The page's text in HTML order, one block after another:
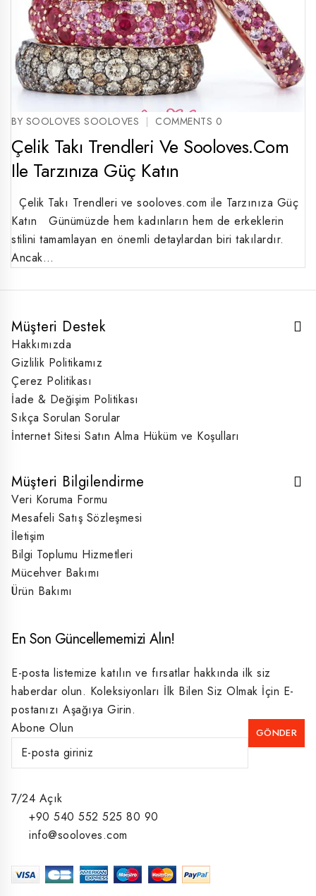
BY SOOLOVES SOOLOVES COMMENTS 0
Çelik Takı Trendleri Ve Sooloves.com
Ile Tarzınıza Güç Katın
Çelik Takı Trendleri ve sooloves.com ile Tarzınıza Güç
Katın Günümüzde hem kadınların hem de erkeklerin
stilini tamamlayan en önemli detaylardan biri takılardır.
Ancak…
Müşteri Destek
Hakkımızda
Gizlilik Politikamız
Çerez Politikası
İade & Değişim Politikası
Sıkça Sorulan Sorular
İnternet Sitesi Satın Alma Hüküm ve Koşulları
Müşteri Bilgilendirme
Veri Koruma Formu
Mesafeli Satış Sözleşmesi
İletişim
Bilgi Toplumu Hizmetleri
Mücehver Bakımı
Ürün Bakımı
En Son Güncellememizi Alın!
E-posta listemize katılın ve fırsatlar hakkında ilk siz
haberdar olun. Koleksiyonları İlk Bilen Siz Olmak İçin E-
postanızı Aşağıya Girin.
Abone Olun
7/24 Açık
+90 540 552 525 80 90
info@sooloves.com